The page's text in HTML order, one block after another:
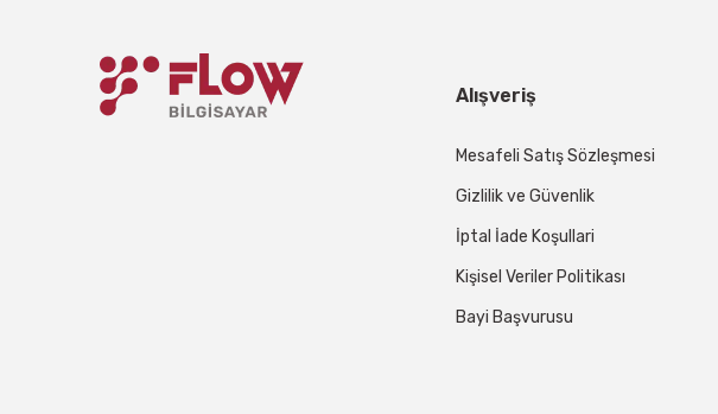
Alışveriş
Mesafeli Satış Sözleşmesi
Gizlilik ve Güvenlik
İptal İade Koşullari
Kişisel Veriler Politikası
Bayi Başvurusu